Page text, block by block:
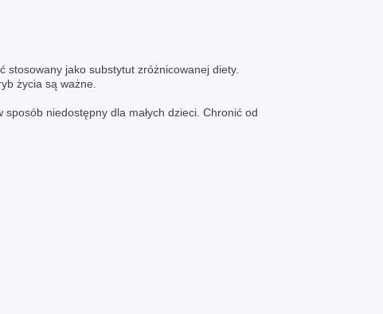
stosowany jako substytut zróżnicowanej diety.
życia są ważne.
niedostępny dla małych dzieci. Chronić od